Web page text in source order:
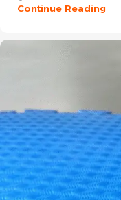
Continue Reading